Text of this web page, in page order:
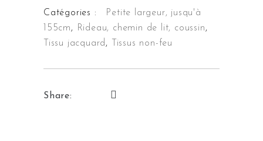
Catégories :
Petite largeur, jusqu'à
155cm, Rideau, chemin de lit, coussin,
Tissu jacquard , Tissus non-feu
Share: